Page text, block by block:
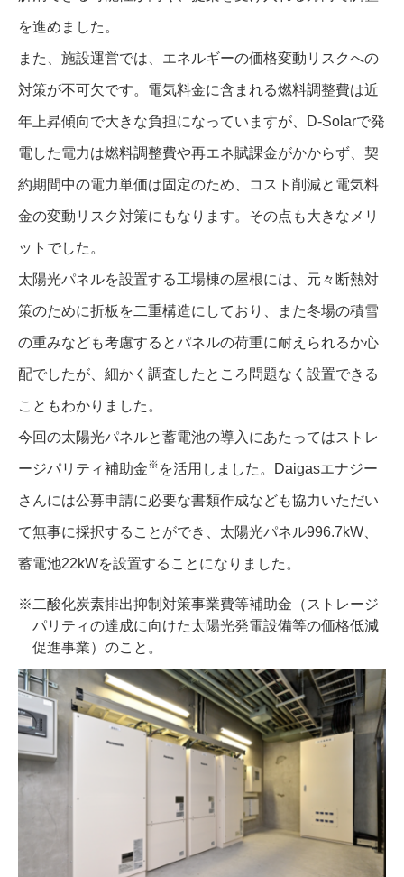
を進めました。
また、施設運営では、エネルギーの価格変動リスクへの
対策が不可欠です。電気料金に含まれる燃料調整費は近
年上昇傾向で大きな負担になっていますが、D-Solarで発
電した電力は燃料調整費や再エネ賦課金がかからず、契
約期間中の電力単価は固定のため、コスト削減と電気料
金の変動リスク対策にもなります。その点も大きなメリ
ットでした。
太陽光パネルを設置する工場棟の屋根には、元々断熱対
策のために折板を二重構造にしており、また冬場の積雪
の重みなども考慮するとパネルの荷重に耐えられるか心
配でしたが、細かく調査したところ問題なく設置できる
こともわかりました。
今回の太陽光パネルと蓄電池の導入にあたってはストレ
ージパリティ補助金※ を活用しました。Daigasエナジー
さんには公募申請に必要な書類作成なども協力いただい
て無事に採択することができ、太陽光パネル996.7kW、
蓄電池22kWを設置することになりました。
※二酸化炭素排出抑制対策事業費等補助金（ストレージ
パリティの達成に向けた太陽光発電設備等の価格低減
促進事業）のこと。